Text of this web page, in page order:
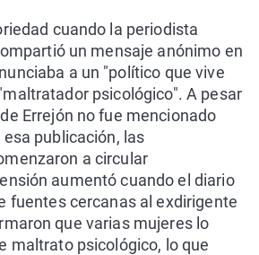
cuando la periodista
un mensaje anónimo en
a un "político que vive
psicológico". A pesar
Errejón no fue mencionado
publicación, las
a circular
aumentó cuando el diario
fuentes cercanas al exdirigente
que varias mujeres lo
maltrato psicológico, lo que